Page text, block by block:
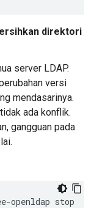
direktori
server LDAP.
versi
mendasarinya.
ada konflik.
gangguan pada
openldap stop